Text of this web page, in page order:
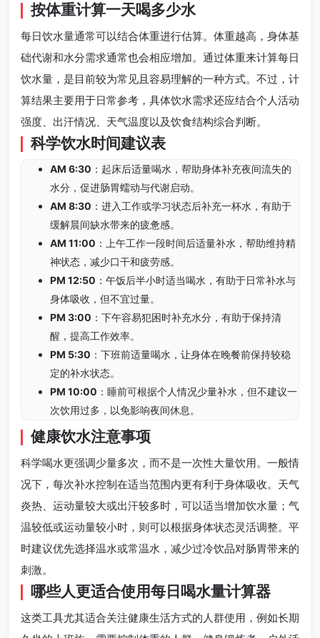
按体重计算一天喝多少水
每日饮水量通常可以结合体重进行估算。体重越高，身体基
础代谢和水分需求通常也会相应增加。通过体重来计算每日
饮水量，是目前较为常见且容易理解的一种方式。不过，计
算结果主要用于日常参考，具体饮水需求还应结合个人活动
强度、出汗情况、天气温度以及饮食结构综合判断。
科学饮水时间建议表
AM 6:30 ：起床后适量喝水，帮助身体补充夜间流失的
水分，促进肠胃蠕动与代谢启动。
AM 8:30 ：进入工作或学习状态后补充一杯水，有助于
缓解晨间缺水带来的疲惫感。
AM 11:00 ：上午工作一段时间后适量补水，帮助维持精
神状态，减少口干和疲劳感。
PM 12:50 ：午饭后半小时适当喝水，有助于日常补水与
身体吸收，但不宜过量。
PM 3:00 ：下午容易犯困时补充水分，有助于保持清
醒，提高工作效率。
PM 5:30 ：下班前适量喝水，让身体在晚餐前保持较稳
定的补水状态。
PM 10:00 ：睡前可根据个人情况少量补水，但不建议一
次饮用过多，以免影响夜间休息。
健康饮水注意事项
科学喝水更强调少量多次，而不是一次性大量饮用。一般情
况下，每次补水控制在适当范围内更有利于身体吸收。天气
炎热、运动量较大或出汗较多时，可以适当增加饮水量；气
温较低或运动量较小时，则可以根据身体状态灵活调整。平
时建议优先选择温水或常温水，减少过冷饮品对肠胃带来的
刺激。
哪些人更适合使用每日喝水量计算器
这类工具尤其适合关注健康生活方式的人群使用，例如长期